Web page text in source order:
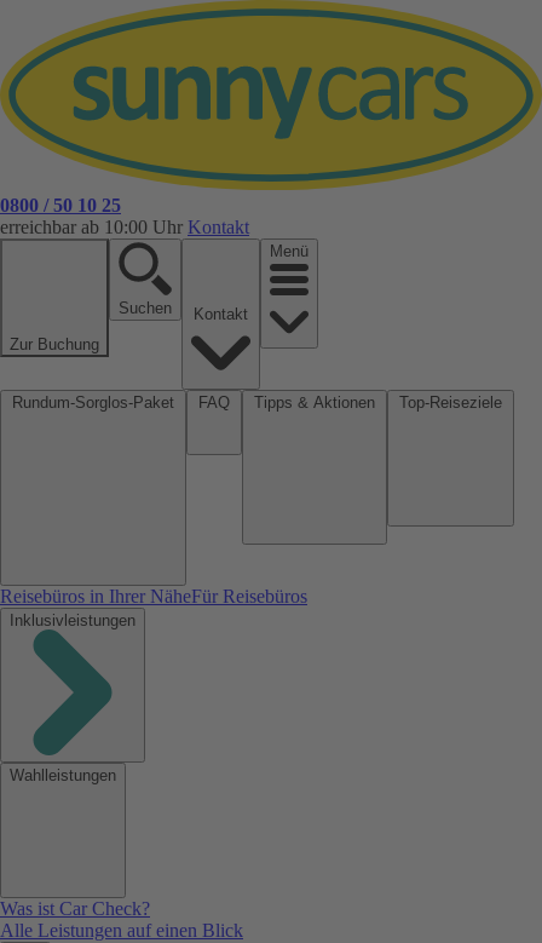
0800 / 50 10 25
erreichbar ab 10:00 Uhr Kontakt
Zur Buchung
Suchen
Menü
Reisebüros in Ihrer NäheFür Reisebüros
Inklusivleistungen
Wahlleistungen
Was ist Car Check?
Alle Leistungen auf einen Blick